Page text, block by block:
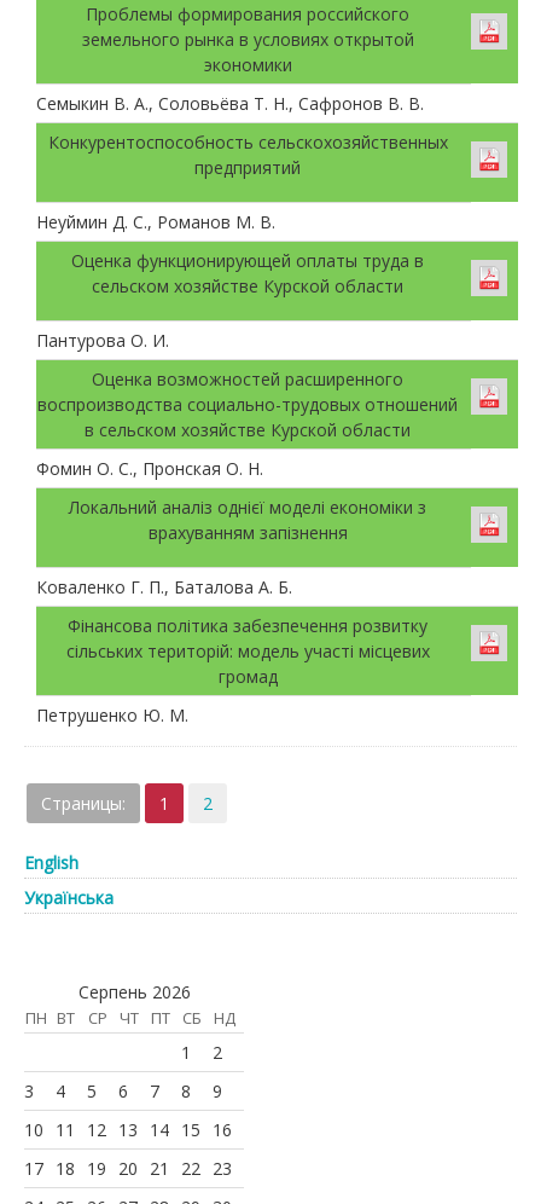
Проблемы формирования российского
земельного рынка в условиях открытой
экономики
Семыкин В. А., Соловьёва Т. Н., Сафронов В. В.
Конкурентоспособность сельскохозяйственных
предприятий
Неуймин Д. С., Романов М. В.
Оценка функционирующей оплаты труда в
сельском хозяйстве Курской области
Пантурова О. И.
Оценка возможностей расширенного
воспроизводства социально-трудовых отношений
в сельском хозяйстве Курской области
Фомин О. С., Пронская О. Н.
Локальний аналіз однієї моделі економіки з
врахуванням запізнення
Коваленко Г. П., Баталова А. Б.
Фінансова політика забезпечення розвитку
сільських територій: модель участі місцевих
громад
Петрушенко Ю. М.
Страницы: 1 2
English
Українська
Серпень 2026
ПН ВТ СР ЧТ ПТ СБ НД
1
2
3
4 5 6 7 8
9
10
11 12 13 14 15
16
17 18 19 20 21 22
23